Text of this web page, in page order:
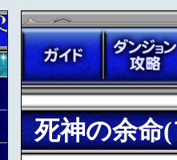
死神の余命